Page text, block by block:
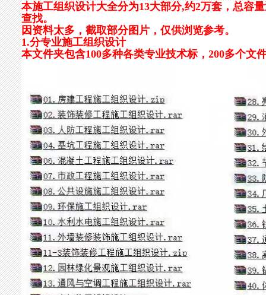
本施工组织设计大全分为13大部分,约2万套，总容
查找。
因资料太多，截取部分图片，仅供浏览参考。
1.分专业施工组织设计
本文件夹包含100多种各类专业技术标，200多个文